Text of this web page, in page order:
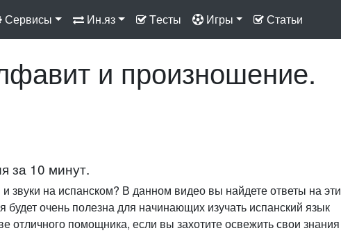
Сервисы Ин.яз Tесты Игры Статьи
и произношение.
за 10 минут.
звуки на испанском? В данном видео вы найдете ответы на эти
очень полезна для начинающих изучать испанский язык
отличного помощника, если вы захотите освежить свои знания